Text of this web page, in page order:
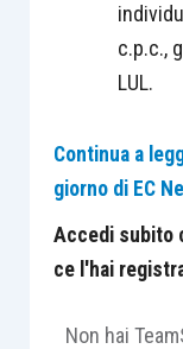
c.p.c.,
LUL.
Continua a
giorno di EC
Accedi subito
ce l'hai
Non hai